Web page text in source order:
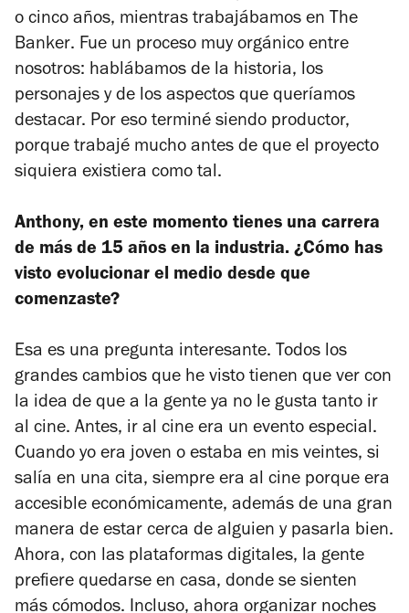
o cinco años, mientras trabajábamos en The
Banker. Fue un proceso muy orgánico entre
nosotros: hablábamos de la historia, los
personajes y de los aspectos que queríamos
destacar. Por eso terminé siendo productor,
porque trabajé mucho antes de que el proyecto
siquiera existiera como tal.
Anthony, en este momento tienes una carrera
de más de 15 años en la industria. ¿Cómo has
visto evolucionar el medio desde que
comenzaste?
Esa es una pregunta interesante. Todos los
grandes cambios que he visto tienen que ver con
la idea de que a la gente ya no le gusta tanto ir
al cine. Antes, ir al cine era un evento especial.
Cuando yo era joven o estaba en mis veintes, si
salía en una cita, siempre era al cine porque era
accesible económicamente, además de una gran
manera de estar cerca de alguien y pasarla bien.
Ahora, con las plataformas digitales, la gente
prefiere quedarse en casa, donde se sienten
más cómodos. Incluso, ahora organizar noches